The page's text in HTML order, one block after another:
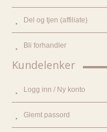
Del og tjen (affiliate)
Bli forhandler
Kundelenker
Logg inn / Ny konto
Glemt passord